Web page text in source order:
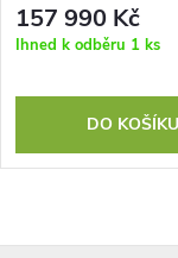
157 990 Kč
Ihned k odběru 1 ks
DO KOŠÍKU